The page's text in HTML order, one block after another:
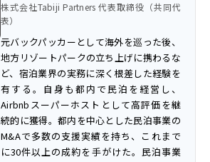
株式会社Tabiji Partners 代表取締役（共同代
表）
元バックパッカーとして海外を巡った後、
地方リゾートパークの立ち上げに携わるな
ど、宿泊業界の実務に深く根差した経験を
有する。自身も都内で民泊を経営し、
Airbnbスーパーホストとして高評価を継
続的に獲得。都内を中心とした民泊事業の
M&Aで多数の支援実績を持ち、これまで
に30件以上の成約を手がけた。民泊事業